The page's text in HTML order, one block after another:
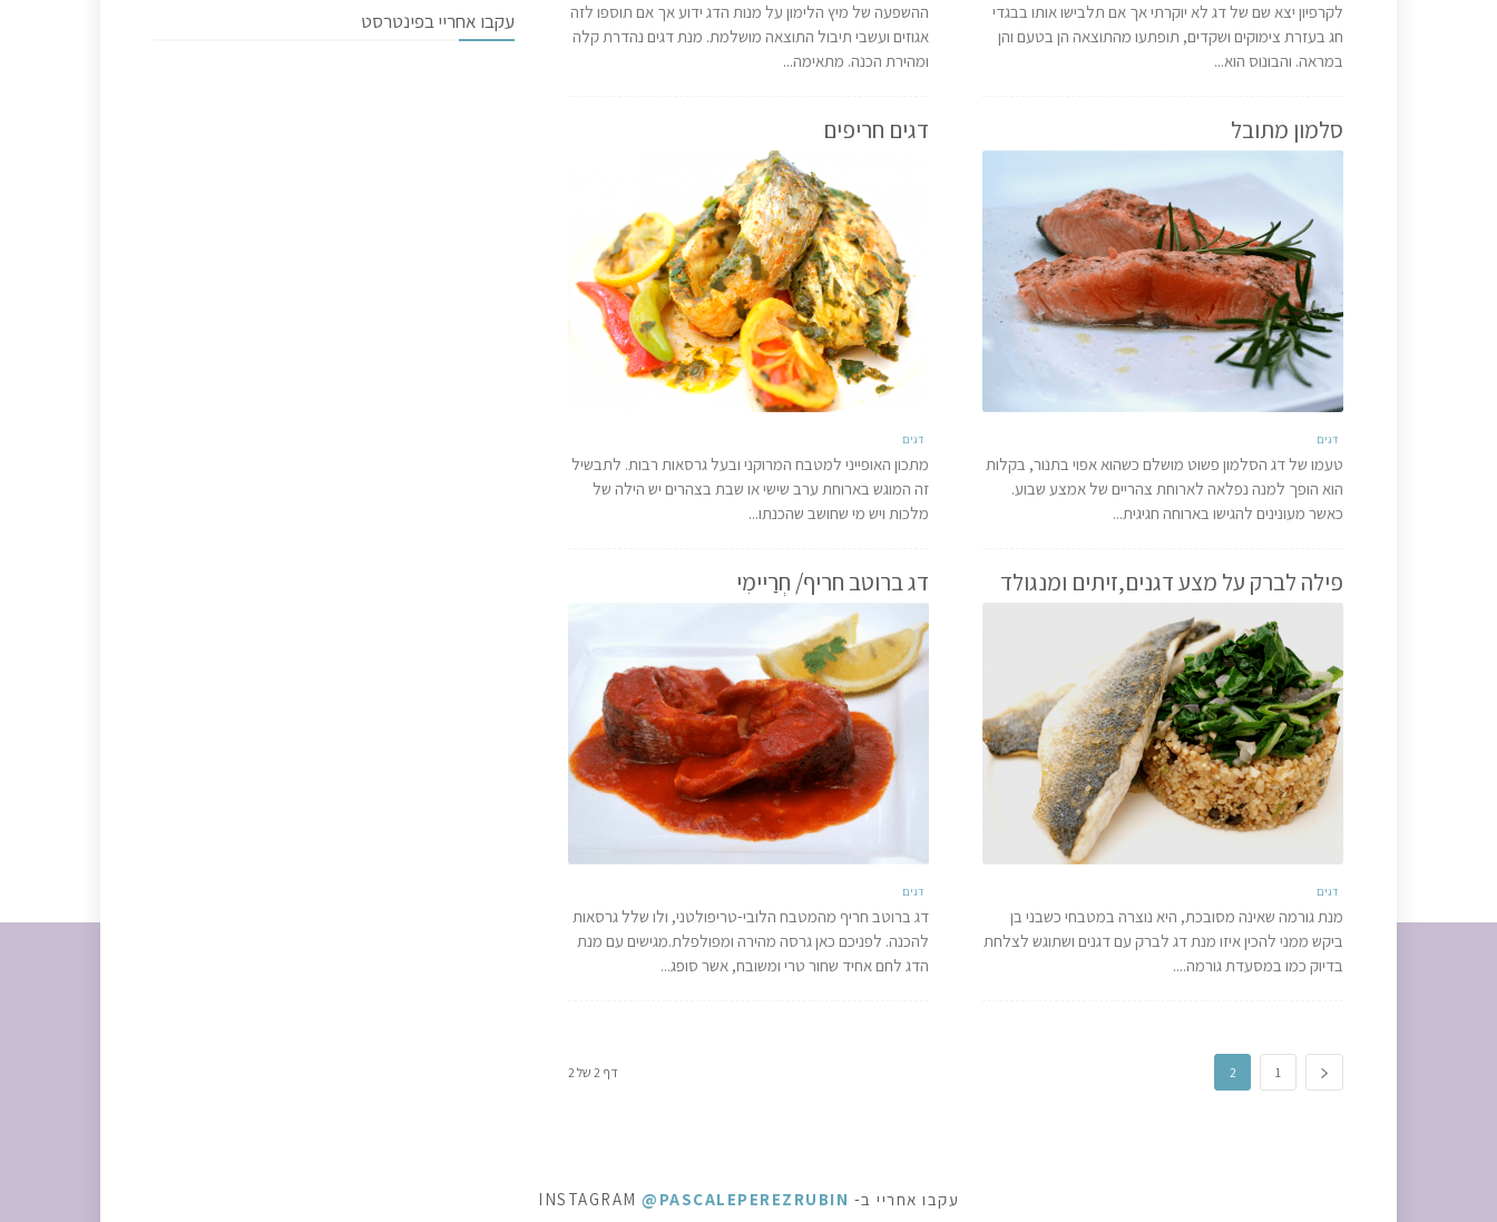
לקרפיון יצא שם של דג לא יוקרתי אך אם תלבישו אותו בבגדי
חג בעזרת צימוקים ושקדים, תופתעו מהתוצאה הן בטעם והן
במראה. והבונוס הוא...
ההשפעה של מיץ הלימון על מנות הדג ידוע אך אם תוספו לזה
אגוזים ועשבי תיבול התוצאה מושלמת. מנת דגים נהדרת קלה
ומהירת הכנה. מתאימה...
סלמון מתובל
דגים
טעמו של דג הסלמון פשוט מושלם כשהוא אפוי בתנור, בקלות
הוא הופך למנה נפלאה לארוחת צהריים של אמצע שבוע.
כאשר מעונינים להגישו בארוחה חגיגית...
דגים חריפים
דגים
מתכון האופייני למטבח המרוקני ובעל גרסאות רבות. לתבשיל
זה המוגש בארוחת ערב שישי או שבת בצהרים יש הילה של
מלכות ויש מי שחושב שהכנתו...
פילה לברק על מצע דגנים,זיתים ומנגולד
דגים
מנת גורמה שאינה מסובכת, היא נוצרה במטבחי כשבני בן
ביקש ממני להכין איזו מנת דג לברק עם דגנים ושתוגש לצלחת
בדיוק כמו במסעדת גורמה....
דג ברוטב חריף/ חְרַיימִי
דגים
דג ברוטב חריף מהמטבח הלובי-טריפולטני, ולו שלל גרסאות
להכנה. לפניכם כאן גרסה מהירה ומפולפלת.מגישים עם מנת
הדג לחם אחיד שחור טרי ומשובח, אשר סופג...
1
2 דף 2 של 2
עקבו אחריי בפינטרסט
עקבו אחריי ב- INSTAGRAM @PASCALEPEREZRUBIN